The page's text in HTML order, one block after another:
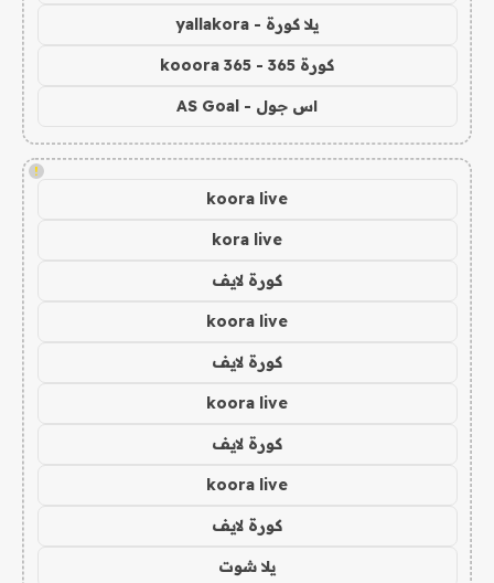
يلا كورة - yallakora
كورة 365 - kooora 365
اس جول - AS Goal
!
koora live
kora live
كورة لايف
koora live
كورة لايف
koora live
كورة لايف
koora live
كورة لايف
يلا شوت